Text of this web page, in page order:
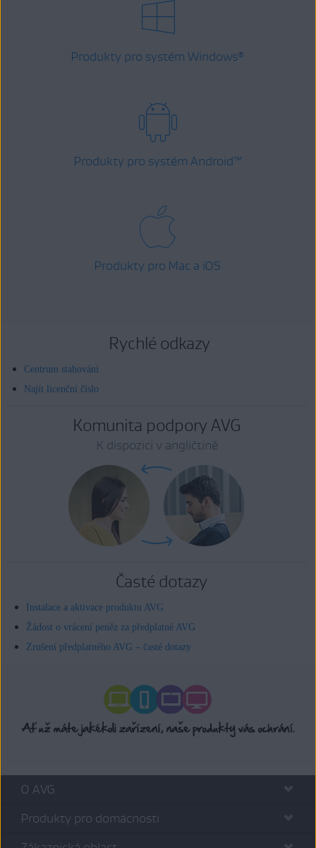
Produkty pro systém Windows®
Produkty pro systém Android™
Produkty pro Mac a iOS
Rychlé odkazy
Centrum stahování
Najít licenční číslo
Komunita podpory AVG
K dispozici v angličtině
Časté dotazy
Instalace a aktivace produktu AVG
Žádost o vrácení peněz za předplatné AVG
Zrušení předplatného AVG – časté dotazy
O AVG
Produkty pro domácnosti